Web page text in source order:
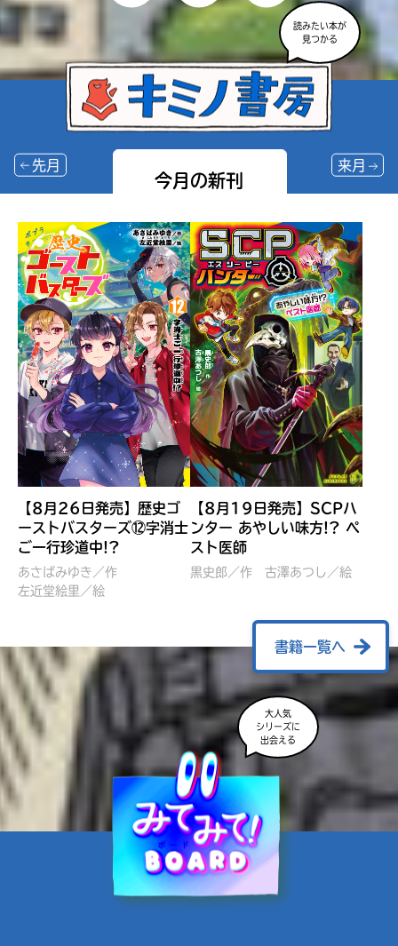
読みたい本が
見つかる
今月の新刊
先月 来月
ぼくたちのマインクラフト
冒険記 エンチャント剣
VS暴走モブ
営委員会／協力
レッツゴー！まいぜんシス
ターズ とつぜん、王様に
佐久間さのすけ／絵
【8月26日発売】歴史ゴ
ーストバスターズ⑫字消士
ご一行珍道中!?
あさばみゆき／作
左近堂絵里／絵
【8月19日発売】SCPハ
ンター あやしい味方!? ペ
スト医師
黒史郎／作 古澤あつし／絵
書籍一覧へ
大人気
シリーズに
出会える